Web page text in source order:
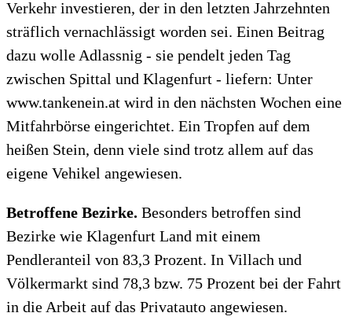
Verkehr investieren, der in den letzten Jahrzehnten
sträflich vernachlässigt worden sei. Einen Beitrag
dazu wolle Adlassnig - sie pendelt jeden Tag
zwischen Spittal und Klagenfurt - liefern: Unter
www.tankenein.at wird in den nächsten Wochen eine
Mitfahrbörse eingerichtet. Ein Tropfen auf dem
heißen Stein, denn viele sind trotz allem auf das
eigene Vehikel angewiesen.
Betroffene Bezirke. Besonders betroffen sind
Bezirke wie Klagenfurt Land mit einem
Pendleranteil von 83,3 Prozent. In Villach und
Völkermarkt sind 78,3 bzw. 75 Prozent bei der Fahrt
in die Arbeit auf das Privatauto angewiesen.